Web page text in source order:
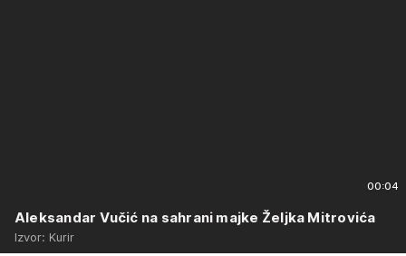
00:04
Aleksandar Vučić na sahrani majke Željka Mitrovića
Izvor: Kurir